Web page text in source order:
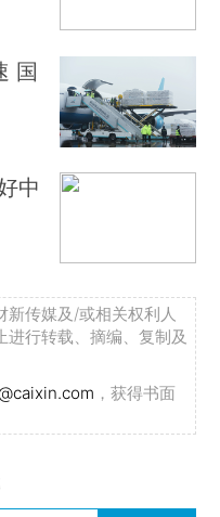
国
中
新传媒及/或相关权利人
行转载、摘编、复制及
，获得书面